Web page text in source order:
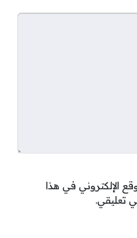
الإلكتروني في هذا
تعليقي.